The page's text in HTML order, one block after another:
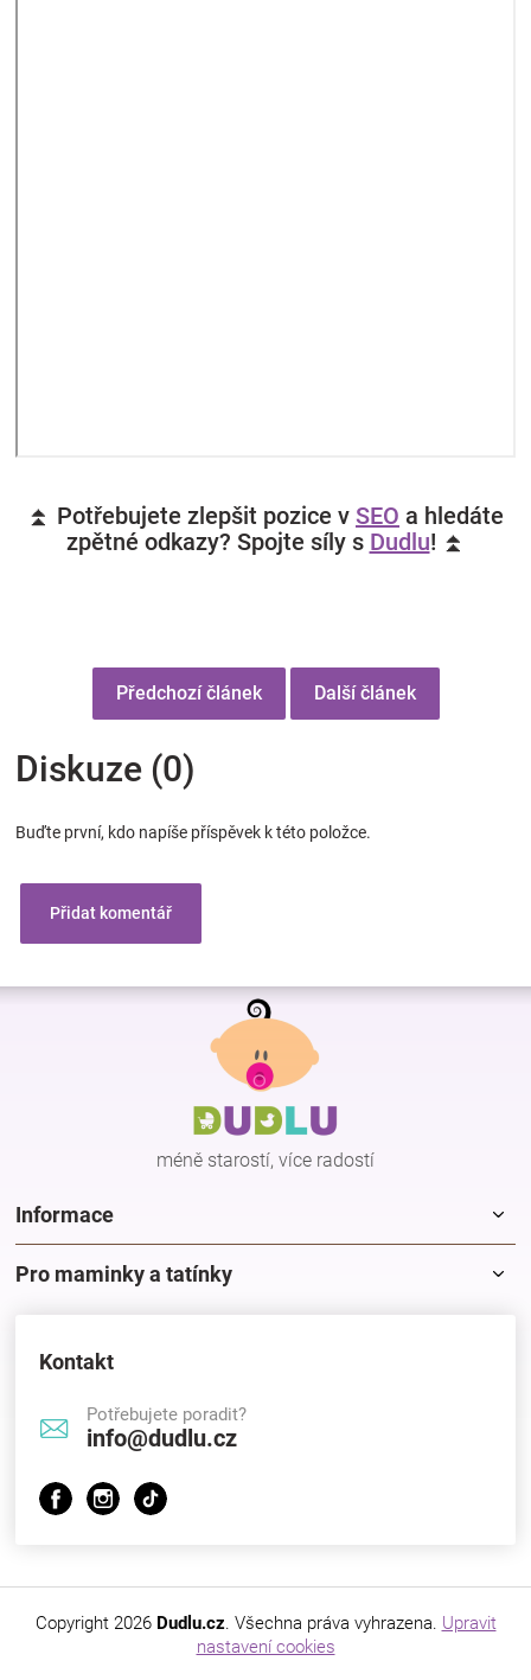
⏫ Potřebujete zlepšit pozice v SEO a hledáte
zpětné odkazy? Spojte síly s Dudlu! ⏫
Předchozí článek Další článek
Diskuze (0)
Buďte první, kdo napíše příspěvek k této položce.
Přidat komentář
Z
méně starostí, více radostí
Informace
Pro maminky a tatínky
Kontakt
Potřebujete poradit?
info@dudlu.cz
Copyright 2026 Dudlu.cz. Všechna práva vyhrazena. Upravit
nastavení cookies